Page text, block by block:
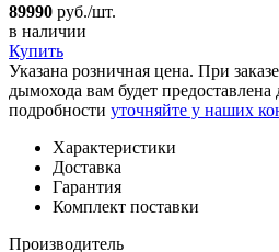
89990 руб./шт.
в наличии
Купить
Указана розничная цена. При
дымохода вам будет
подробности уточняйте у наших
Характеристики
Доставка
Гарантия
Комплект поставки
Производитель